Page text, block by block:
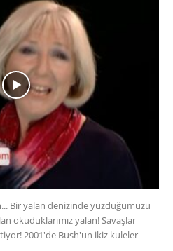
Bir yalan denizinde yüzdüğümüzü
okuduklarımız yalan! Savaşlar
2001'de Bush'un ikiz kuleler